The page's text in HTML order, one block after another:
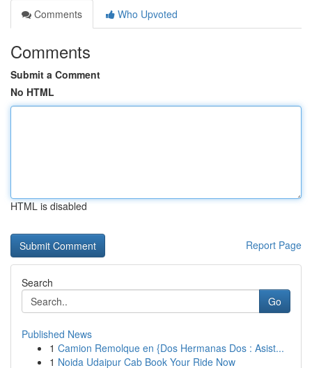
Comments
Who Upvoted
Comments
Submit a Comment
No HTML
HTML is disabled
Report Page
Search
Go
Published News
1 Camion Remolque en {Dos Hermanas Dos : Asist...
1 Noida Udaipur Cab Book Your Ride Now